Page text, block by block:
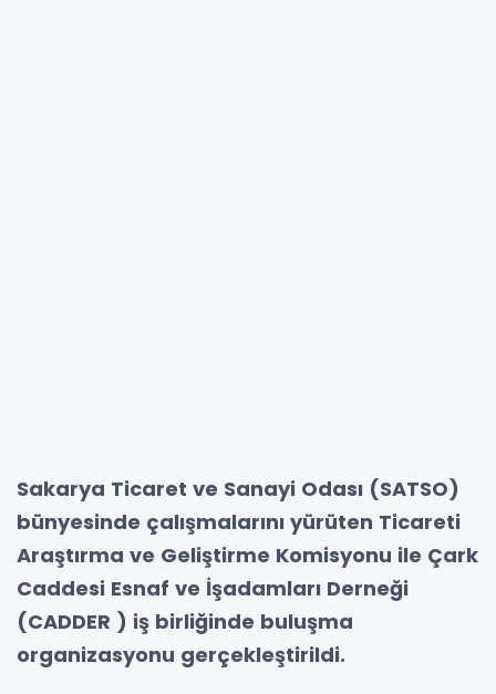
Sakarya Ticaret ve Sanayi Odası (SATSO)
bünyesinde çalışmalarını yürüten Ticareti
Araştırma ve Geliştirme Komisyonu ile Çark
Caddesi Esnaf ve İşadamları Derneği
(CADDER ) iş birliğinde buluşma
organizasyonu gerçekleştirildi.